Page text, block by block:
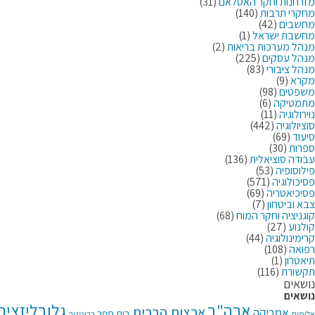
מחקרי תרבות(140)
מחשבים(42)
מחשבת ישראל(1)
מנהל מערכות בריאות(2)
מנהל עסקים(225)
מנהל ציבורי(83)
מקרא(9)
משפטים(98)
מתמטיקה(6)
נוירולוגיה(11)
סוציולוגיה(442)
סיעוד(69)
ספרות(30)
עבודה סוציאלית(136)
פילוסופיה(53)
פסיכולוגיה(571)
פסיכיאטריה(69)
צבא וביטחון(7)
קוגניציה וחקר המוח(68)
קולנוע (27)
קרימינולוגיה(44)
רפואה(108)
תיאטרון(1)
תקשורת(116)
נושאים
נושאים